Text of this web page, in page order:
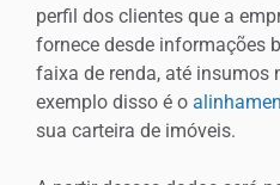
perfil dos clientes que a
fornece desde informações
faixa de renda, até insumos
exemplo disso é o
sua carteira de imóveis.